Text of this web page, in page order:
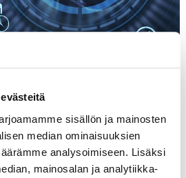
sisällön ja mainosten
median ominaisuuksien
analysoimiseen. Lisäksi
mainosalan ja analytiikka-